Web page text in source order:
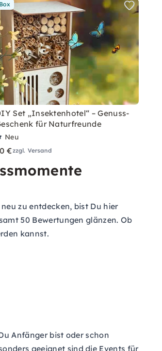
Box
Set „Insektenhotel“ – Genuss-
für Naturfreunde
Neu
€zzgl. Versand
zu entdecken, bist Du hier
50 Bewertungen glänzen. Ob
kannst.
Anfänger bist oder schon
geeignet sind die Events für